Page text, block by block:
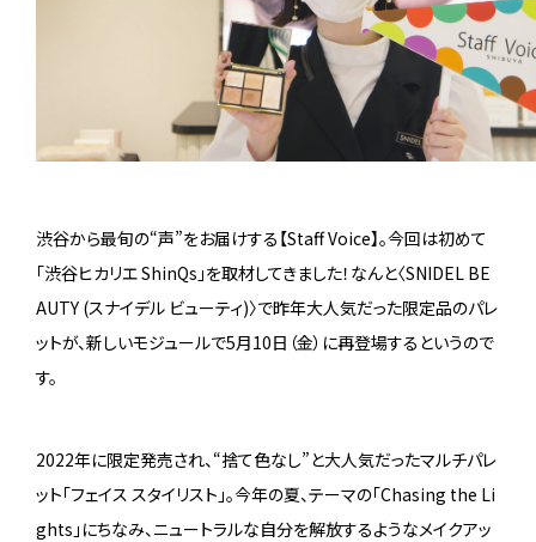
渋谷から最旬の“声”をお届けする【Staff Voice】。今回は初めて
「渋谷ヒカリエ ShinQs」を取材してきました！なんと〈SNIDEL BE
AUTY (スナイデル ビューティ)〉で昨年大人気だった限定品のパレ
ットが、新しいモジュールで5月10日（金）に再登場するというので
す。
2022年に限定発売され、“捨て色なし”と大人気だったマルチパレ
ット「フェイス スタイリスト」。今年の夏、テーマの「Chasing the Li
ghts」にちなみ、ニュートラルな自分を解放するようなメイクアッ